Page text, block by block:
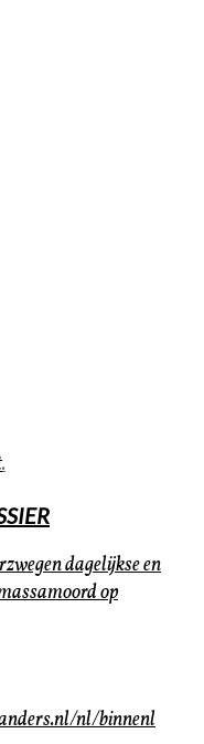
.
dagelijkse en
op
nl/binnenl